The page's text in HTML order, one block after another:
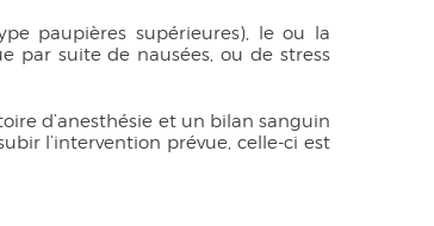
paupières supérieures), le ou la
par suite de nausées, ou de stress
d’anesthésie et un bilan sanguin
l’intervention prévue, celle-ci est